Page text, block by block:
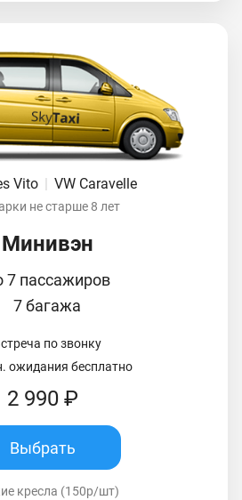
Vito VW Caravelle
не старше 8 лет
Минивэн
7 пассажиров
7 багажа
по звонку
ожидания бесплатно
2 990 ₽
Выбрать
кресла (150р/шт)